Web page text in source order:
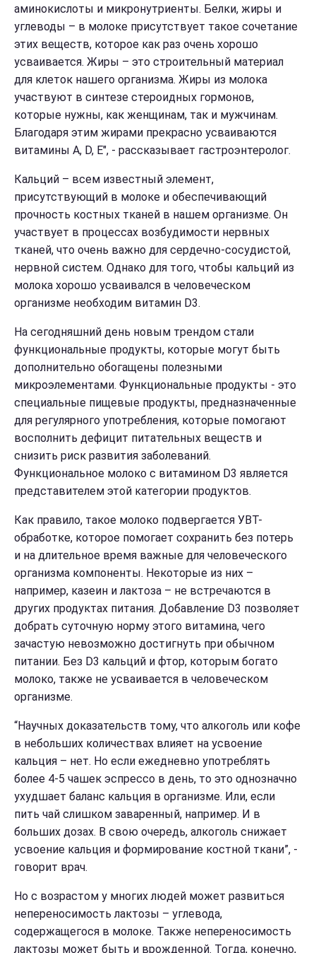
аминокислоты и микронутриенты. Белки, жиры и
углеводы – в молоке присутствует такое сочетание
этих веществ, которое как раз очень хорошо
усваивается. Жиры – это строительный материал
для клеток нашего организма. Жиры из молока
участвуют в синтезе стероидных гормонов,
которые нужны, как женщинам, так и мужчинам.
Благодаря этим жирами прекрасно усваиваются
витамины А, D, Е", - рассказывает гастроэнтеролог.
Кальций – всем известный элемент,
присутствующий в молоке и обеспечивающий
прочность костных тканей в нашем организме. Он
участвует в процессах возбудимости нервных
тканей, что очень важно для сердечно-сосудистой,
нервной систем. Однако для того, чтобы кальций из
молока хорошо усваивался в человеческом
организме необходим витамин D3.
На сегодняшний день новым трендом стали
функциональные продукты, которые могут быть
дополнительно обогащены полезными
микроэлементами. Функциональные продукты - это
специальные пищевые продукты, предназначенные
для регулярного употребления, которые помогают
восполнить дефицит питательных веществ и
снизить риск развития заболеваний.
Функциональное молоко с витамином D3 является
представителем этой категории продуктов.
Как правило, такое молоко подвергается УВТ-
обработке, которое помогает сохранить без потерь
и на длительное время важные для человеческого
организма компоненты. Некоторые из них –
например, казеин и лактоза – не встречаются в
других продуктах питания. Добавление D3 позволяет
добрать суточную норму этого витамина, чего
зачастую невозможно достигнуть при обычном
питании. Без D3 кальций и фтор, которым богато
молоко, также не усваивается в человеческом
организме.
“Научных доказательств тому, что алкоголь или кофе
в небольших количествах влияет на усвоение
кальция – нет. Но если ежедневно употреблять
более 4-5 чашек эспрессо в день, то это однозначно
ухудшает баланс кальция в организме. Или, если
пить чай слишком заваренный, например. И в
больших дозах. В свою очередь, алкоголь снижает
усвоение кальция и формирование костной ткани”, -
говорит врач.
Но с возрастом у многих людей может развиться
непереносимость лактозы – углевода,
содержащегося в молоке. Также непереносимость
лактозы может быть и врожденной. Тогда, конечно,